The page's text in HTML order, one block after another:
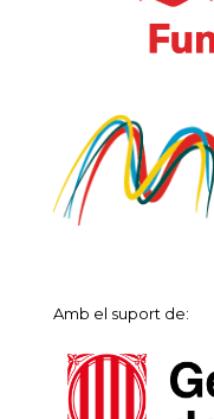
Amb el suport de: